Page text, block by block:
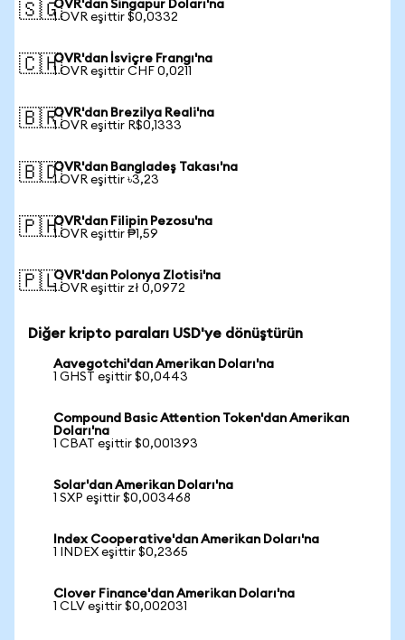
🇸🇬OVR'dan Singapur Doları'na
1 OVR eşittir $0,0332
🇨🇭OVR'dan İsviçre Frangı'na
1 OVR eşittir CHF 0,0211
🇧🇷OVR'dan Brezilya Reali'na
1 OVR eşittir R$0,1333
🇧🇩OVR'dan Bangladeş Takası'na
1 OVR eşittir ৳3,23
🇵🇭OVR'dan Filipin Pezosu'na
1 OVR eşittir ₱1,59
🇵🇱OVR'dan Polonya Zlotisi'na
1 OVR eşittir zł 0,0972
Diğer kripto paraları USD'ye dönüştürün
Aavegotchi'dan Amerikan Doları'na
1 GHST eşittir $0,0443
Compound Basic Attention Token'dan Amerikan
Doları'na
1 CBAT eşittir $0,001393
Solar'dan Amerikan Doları'na
1 SXP eşittir $0,003468
Index Cooperative'dan Amerikan Doları'na
1 INDEX eşittir $0,2365
Clover Finance'dan Amerikan Doları'na
1 CLV eşittir $0,002031